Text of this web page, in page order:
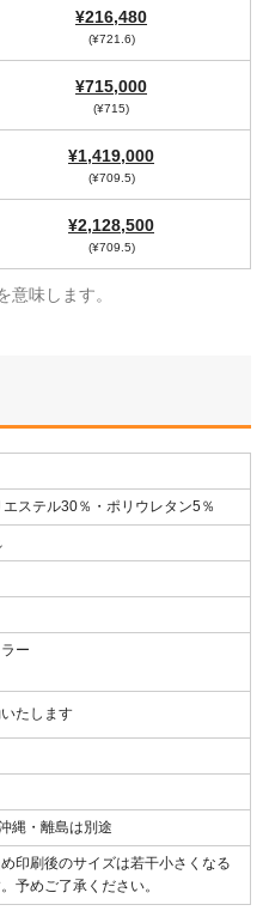
¥216,480
(¥721.6)
¥715,000
(¥715)
¥1,419,000
(¥709.5)
¥2,128,500
(¥709.5)
味します。
ステル30％・ポリウレタン5％
ー
たします
縄・離島は別途
印刷後のサイズは若干小さくなる
予めご了承ください。